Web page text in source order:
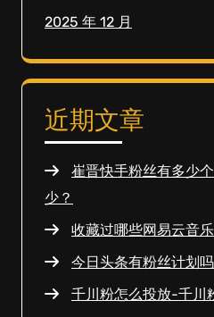
2025 年 12 月
近期文章
崔晋快手粉丝有多少
少？
收藏过哪些网易云音
今日头条有粉丝计划
千川粉怎么投放-千川